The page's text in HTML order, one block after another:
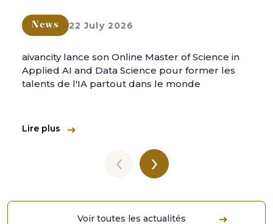
News 22 July 2026
aivancity lance son Online Master of Science in
Applied AI and Data Science pour former les
talents de l'IA partout dans le monde
Lire plus
‹ ›
Voir toutes les actualités